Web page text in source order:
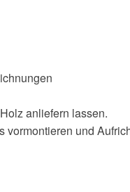
anliefern lassen.
und